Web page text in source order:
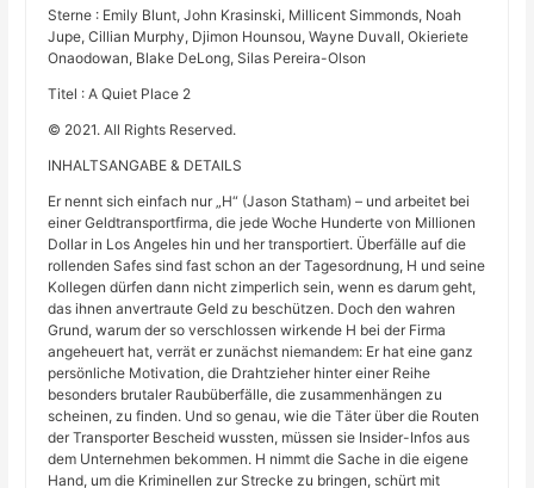
Sterne : Emily Blunt, John Krasinski, Millicent Simmonds, Noah
Jupe, Cillian Murphy, Djimon Hounsou, Wayne Duvall, Okieriete
Onaodowan, Blake DeLong, Silas Pereira-Olson
Titel : A Quiet Place 2
© 2021. All Rights Reserved.
INHALTSANGABE & DETAILS
Er nennt sich einfach nur „H“ (Jason Statham) – und arbeitet bei
einer Geldtransportfirma, die jede Woche Hunderte von Millionen
Dollar in Los Angeles hin und her transportiert. Überfälle auf die
rollenden Safes sind fast schon an der Tagesordnung, H und seine
Kollegen dürfen dann nicht zimperlich sein, wenn es darum geht,
das ihnen anvertraute Geld zu beschützen. Doch den wahren
Grund, warum der so verschlossen wirkende H bei der Firma
angeheuert hat, verrät er zunächst niemandem: Er hat eine ganz
persönliche Motivation, die Drahtzieher hinter einer Reihe
besonders brutaler Raubüberfälle, die zusammenhängen zu
scheinen, zu finden. Und so genau, wie die Täter über die Routen
der Transporter Bescheid wussten, müssen sie Insider-Infos aus
dem Unternehmen bekommen. H nimmt die Sache in die eigene
Hand, um die Kriminellen zur Strecke zu bringen, schürt mit